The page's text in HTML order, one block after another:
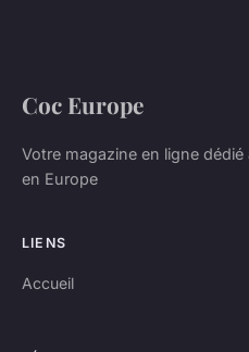
Coc Europe
Votre magazine en ligne
en Europe
LIENS
Accueil